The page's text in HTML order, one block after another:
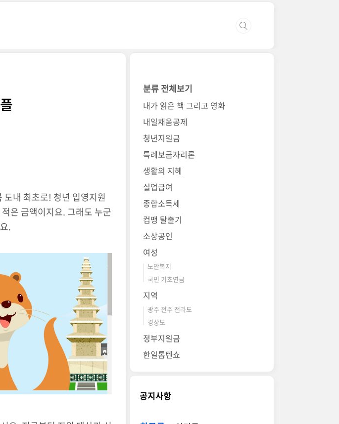
내 최초로! 청년 입영지원
은 금액이지요. 그래도 누군
.
분류 전체보기
내가 읽은 책 그리고 영화
내일채움공제
청년지원금
특례보금자리론
생활의 지혜
실업급여
종합소득세
컴맹 탈출기
소상공인
여성
노안복지
국민 기초연금
지역
광주 전주 전라도
경상도
정부지원금
한일톱텐쇼
공지사항